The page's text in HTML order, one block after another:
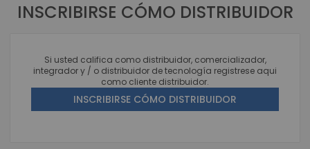
INSCRIBIRSE CÓMO DISTRIBUIDOR
Si usted califica como distribuidor, comercializador,
integrador y / o distribuidor de tecnología registrese aqui
como cliente distribuidor.
INSCRIBIRSE CÓMO DISTRIBUIDOR